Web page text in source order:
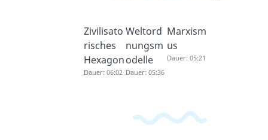
Zivilisato
risches
Hexagon
Dauer: 06:02
Weltord
nungsm
odelle
Dauer: 05:36
Marxism
us
Dauer: 05:21